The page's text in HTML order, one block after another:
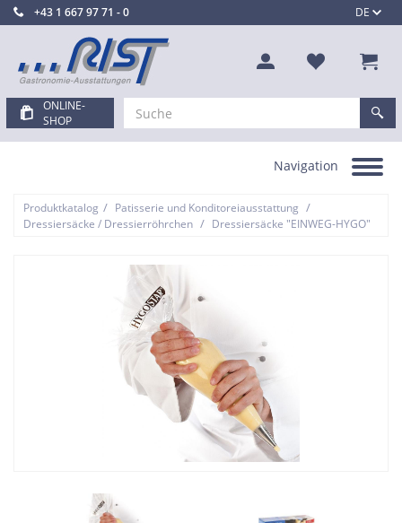
DE
+43 1 667 97 71 - 0
ONLINE-
SHOP
Toggle
Navigation
Produktkatalog / Patisserie und Konditoreiausstattung /
Dressiersäcke / Dressierröhrchen / Dressiersäcke "EINWEG-HYGO"